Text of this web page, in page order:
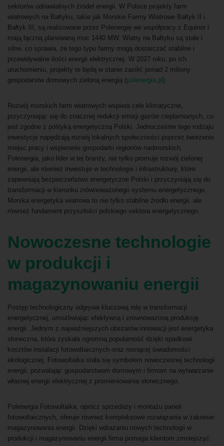
sektorów odnawialnych źródeł energii. W Polsce projekty farm
wiatrowych na Bałtyku, takie jak Morskie Farmy Wiatrowe Bałtyk II i
Bałtyk III, są realizowane przez Polenergię we współpracy z Equinor i
mają łączną planowaną moc 1440 MW. Wiatry na Bałtyku są stałe i
silne, co sprawia, że tego typu farmy mogą dostarczać stabilne i
przewidywalne ilości energii elektrycznej. W 2027 roku, po ich
uruchomieniu, projekty te będą w stanie zasilić ponad 2 miliony
gospodarstw domowych zieloną energią (polenergia.pl).
Rozwój morskich farm wiatrowych wspiera cele klimatyczne,
przyczyniając się do znacznej redukcji emisji gazów cieplarnianych, co
jest zgodne z polityką energetyczną Polski. Jednocześnie tego rodzaju
inwestycje napędzają rozwój lokalnych społeczności poprzez tworzenie
miejsc pracy i wspieranie gospodarki regionów nadmorskich.
Polenergia, jako lider w tej branży, nie tylko promuje rozwój zielonej
energii, ale również inwestuje w technologie i infrastrukturę, które
zapewniają bezpieczeństwo energetyczne Polski i przyczyniają się do
transformacji w kierunku zrównoważonego systemu energetycznego.
Morska energetyka wiatrowa to nie tylko stabilne źródło energii, ale
również fundament przyszłości polskiego sektora energetycznego.
Nowoczesne technologie
w produkcji i
magazynowaniu energii
Postęp technologiczny odgrywa kluczową rolę w transformacji
energetycznej, umożliwiając efektywną i zrównoważoną produkcję
energii. Jednym z najważniejszych obszarów innowacji jest energetyka
słoneczna, która zyskała ogromną popularność dzięki spadkowi
kosztów instalacji fotowoltaicznych oraz rosnącej świadomości
ekologicznej. Fotowoltaika stała się symbolem nowoczesnej technologii
energii, pozwalając gospodarstwom domowym i firmom na wytwarzanie
własnej energii elektrycznej z promieniowania słonecznego.
Polenergia Fotowoltaika, oprócz sprzedaży i montażu paneli
fotowoltaicznych, oferuje również kompleksowe rozwiązania w zakresie
magazynowania energii. Dzięki wdrażaniu nowych technologii w
produkcji i magazynowaniu energii firma pomaga klientom zmniejszyć